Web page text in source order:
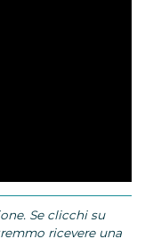
Se clicchi su
ricevere una